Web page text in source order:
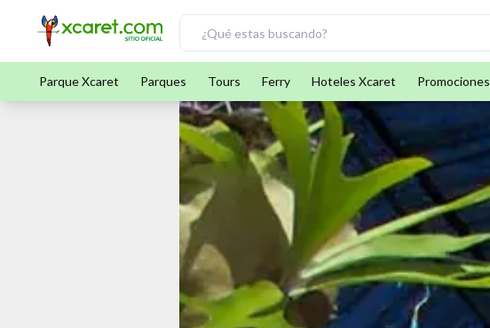
Parque Xcaret Parques Tours Ferry Hoteles Xcaret Promociones